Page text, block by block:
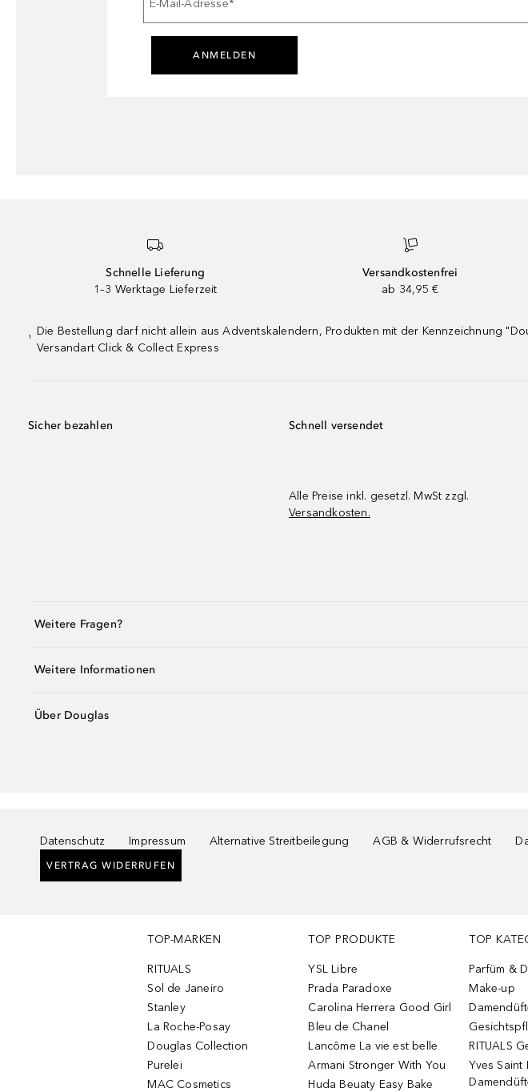
E-Mail-Adresse*
ANMELDEN
Schnelle Lieferung
1–3 Werktage Lieferzeit
Versandkostenfrei
ab 34,95 €
¹
Die Bestellung darf nicht allein aus Adventskalendern, Produkten mit der Kennzeichnung
Versandart Click & Collect Express
Sicher bezahlen Schnell versendet
Alle Preise inkl. gesetzl. MwSt zzgl.
Versandkosten.
Weitere Fragen?
Weitere Informationen
Über Douglas
Datenschutz Impressum Alternative Streitbeilegung AGB & Widerrufsrecht
VERTRAG WIDERRUFEN
TOP-MARKEN
RITUALS
Sol de Janeiro
Stanley
La Roche-Posay
Douglas Collection
Purelei
MAC Cosmetics
TOP PRODUKTE
YSL Libre
Prada Paradoxe
Carolina Herrera Good Girl
Bleu de Chanel
Lancôme La vie est belle
Armani Stronger With You
Huda Beuaty Easy Bake
TOP
Parfüm &
Make-up
RITUALS
Yves Saint